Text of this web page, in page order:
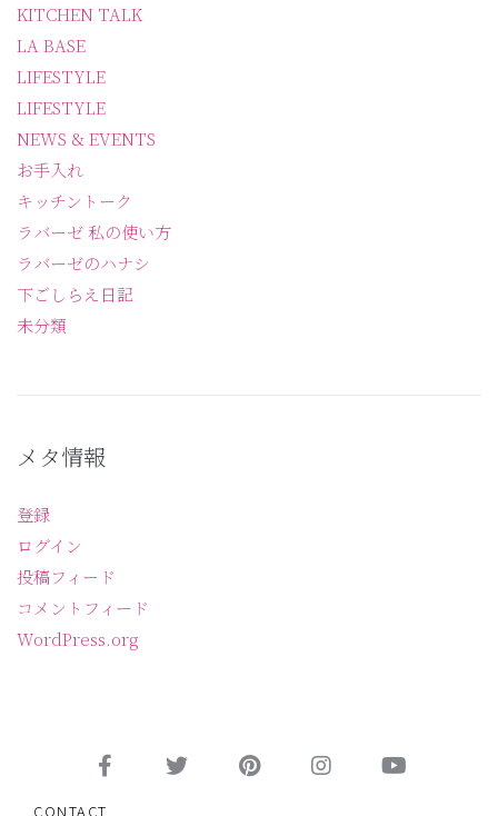
KITCHEN TALK
LA BASE
LIFESTYLE
LIFESTYLE
NEWS & EVENTS
お手入れ
キッチントーク
ラバーゼ 私の使い方
ラバーゼのハナシ
下ごしらえ日記
未分類
メタ情報
登録
ログイン
投稿フィード
コメントフィード
WordPress.org
CONTACT